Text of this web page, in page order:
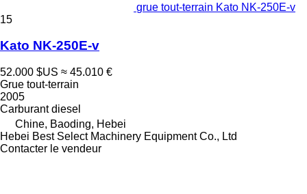
grue tout-terrain Kato NK-250E-v
15
Kato NK-250E-v
52.000 $US ≈ 45.010 €
Grue tout-terrain
2005
Carburant diesel
Chine, Baoding, Hebei
Hebei Best Select Machinery Equipment Co., Ltd
Contacter le vendeur